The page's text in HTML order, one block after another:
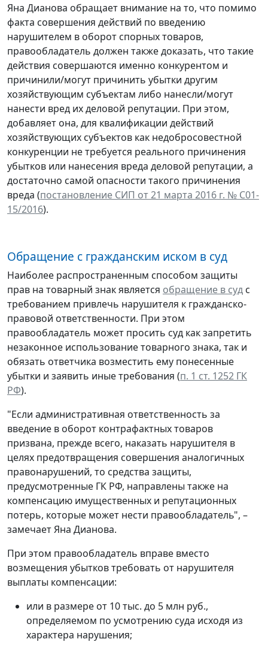
Яна Дианова обращает внимание на то, что помимо
факта совершения действий по введению
нарушителем в оборот спорных товаров,
правообладатель должен также доказать, что такие
действия совершаются именно конкурентом и
причинили/могут причинить убытки другим
хозяйствующим субъектам либо нанесли/могут
нанести вред их деловой репутации. При этом,
добавляет она, для квалификации действий
хозяйствующих субъектов как недобросовестной
конкуренции не требуется реального причинения
убытков или нанесения вреда деловой репутации, а
достаточно самой опасности такого причинения
вреда (постановление СИП от 21 марта 2016 г. № С01-
15/2016).
Обращение с гражданским иском в суд
Наиболее распространенным способом защиты
прав на товарный знак является обращение в суд с
требованием привлечь нарушителя к гражданско-
правовой ответственности. При этом
правообладатель может просить суд как запретить
незаконное использование товарного знака, так и
обязать ответчика возместить ему понесенные
убытки и заявить иные требования (п. 1 ст. 1252 ГК
РФ).
"Если административная ответственность за
введение в оборот контрафактных товаров
призвана, прежде всего, наказать нарушителя в
целях предотвращения совершения аналогичных
правонарушений, то средства защиты,
предусмотренные ГК РФ, направлены также на
компенсацию имущественных и репутационных
потерь, которые может нести правообладатель", –
замечает Яна Дианова.
При этом правообладатель вправе вместо
возмещения убытков требовать от нарушителя
выплаты компенсации:
или в размере от 10 тыс. до 5 млн руб.,
определяемом по усмотрению суда исходя из
характера нарушения;